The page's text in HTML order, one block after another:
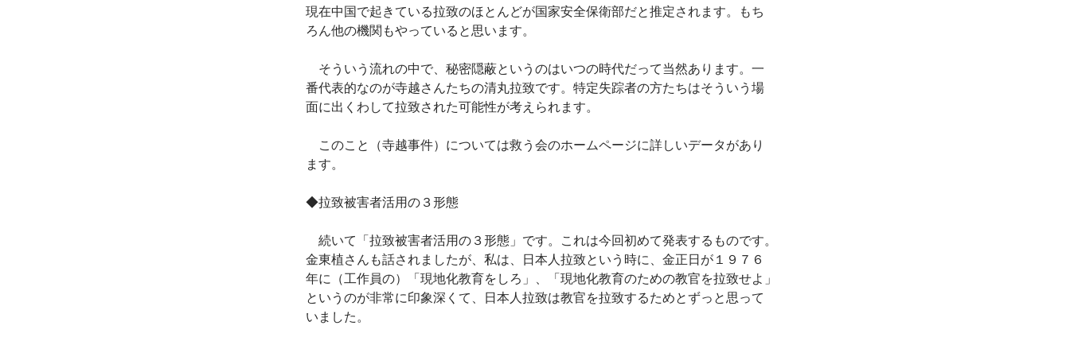
現在中国で起きている拉致のほとんどが国家安全保衛部だと推定されます。もち
ろん他の機関もやっていると思います。
そういう流れの中で、秘密隠蔽というのはいつの時代だって当然あります。一
番代表的なのが寺越さんたちの清丸拉致です。特定失踪者の方たちはそういう場
面に出くわして拉致された可能性が考えられます。
このこと（寺越事件）については救う会のホームページに詳しいデータがあり
ます。
◆拉致被害者活用の３形態
続いて「拉致被害者活用の３形態」です。これは今回初めて発表するものです。
金東植さんも話されましたが、私は、日本人拉致という時に、金正日が１９７６
年に（工作員の）「現地化教育をしろ」、「現地化教育のための教官を拉致せよ」
というのが非常に印象深くて、日本人拉致は教官を拉致するためとずっと思って
いました。